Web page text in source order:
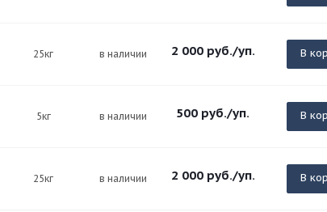
25кг в наличии 2 000руб./уп. В
5кг в наличии 500 руб./уп. В
25кг в наличии 2 000руб./уп. В